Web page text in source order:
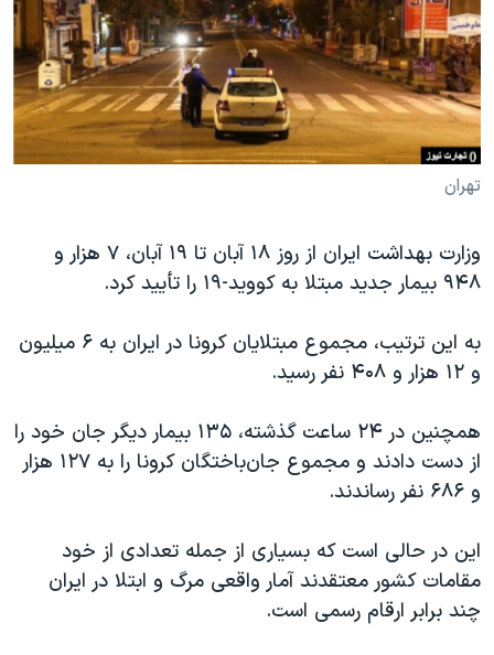
فرهنگ و زندگی
حقوق شهروندی
اقتصادی
علم و فناوری
آرشیو پخش زنده
مستندها
انتخابات ریاست جمهوری آمریکا ۲۰۲۴
حمله جمهوری اسلامی به اسرائیل
رمز مهسا
مجموعه مستندهای دادخواهی
تریبونال مردمی آبان ۹۸
دادگاه حمید نوری
چهل سال گروگان‌گیری
قانون شفافیت دارائی کادر رهبری ایران
اعتراضات مردمی آبان ۹۸
اسرائیل در جنگ
همایش محافظه‌کاران آمریکا «سی‌پک»
صفحه‌های ویژه
دنبال کنید
زبانهای مختلف
تهران
وزارت بهداشت ایران از روز ۱۸ آبان تا ۱۹ آبان، ۷ هزار و
۹۴۸ بیمار جدید مبتلا به کووید-۱۹ را تأیید کرد.
به این ترتیب، مجموع مبتلایان کرونا در ایران به ۶ میلیون
و ۱۲ هزار و ۴۰۸ نفر رسید.
همچنین در ۲۴ ساعت گذشته، ۱۳۵ بیمار دیگر جان خود را
از دست دادند و مجموع جان‌باختگان کرونا را به ۱۲۷ هزار
و ۶۸۶ نفر رساندند.
این در حالی است که بسیاری از جمله تعدادی از خود
مقامات کشور‌ معتقدند آمار واقعی مرگ و ابتلا در ایران
چند برابر ارقام رسمی است.